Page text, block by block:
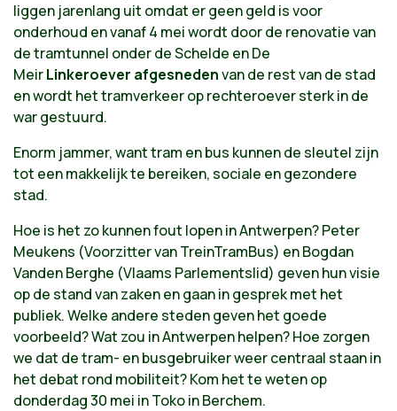
liggen jarenlang uit omdat er geen geld is voor
onderhoud en vanaf 4 mei wordt door de renovatie van
de tramtunnel onder de Schelde en De
MeirLinkeroever afgesnedenvan de rest van de stad
en wordt het tramverkeer op rechteroever sterk in de
war gestuurd.
Enorm jammer, want tram en bus kunnen de sleutel zijn
tot een makkelijk te bereiken, sociale en gezondere
stad.
Hoe is het zo kunnen fout lopen in Antwerpen? Peter
Meukens (Voorzitter van TreinTramBus) en Bogdan
Vanden Berghe (Vlaams Parlementslid) geven hun visie
op de stand van zaken en gaan in gesprek met het
publiek. Welke andere steden geven het goede
voorbeeld? Wat zou in Antwerpen helpen? Hoe zorgen
we dat de tram- en busgebruiker weer centraal staan in
het debat rond mobiliteit? Kom het te weten op
donderdag 30 mei in Toko in Berchem.